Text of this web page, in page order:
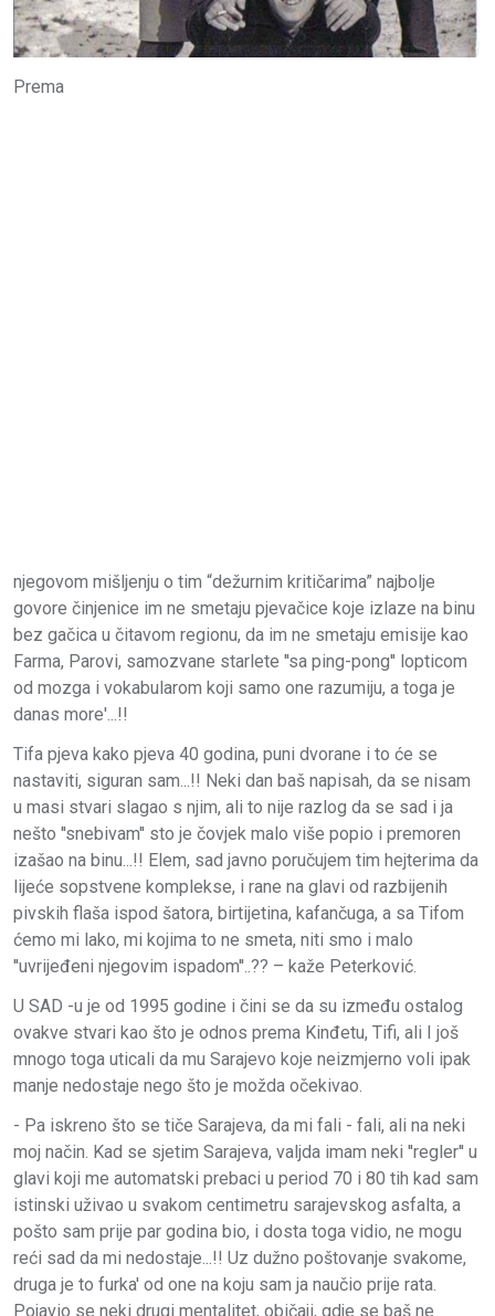
Prema
njegovom mišljenju o tim “dežurnim kritičarima” najbolje
govore činjenice im ne smetaju pjevačice koje izlaze na binu
bez gačica u čitavom regionu, da im ne smetaju emisije kao
Farma, Parovi, samozvane starlete ''sa ping-pong'' lopticom
od mozga i vokabularom koji samo one razumiju, a toga je
danas more'...!!
Tifa pjeva kako pjeva 40 godina, puni dvorane i to će se
nastaviti, siguran sam...!! Neki dan baš napisah, da se nisam
u masi stvari slagao s njim, ali to nije razlog da se sad i ja
nešto ''snebivam'' sto je čovjek malo više popio i premoren
izašao na binu...!! Elem, sad javno poručujem tim hejterima da
lijeće sopstvene komplekse, i rane na glavi od razbijenih
pivskih flaša ispod šatora, birtijetina, kafančuga, a sa Tifom
ćemo mi lako, mi kojima to ne smeta, niti smo i malo
''uvrijeđeni njegovim ispadom''..?? – kaže Peterković.
U SAD -u je od 1995 godine i čini se da su između ostalog
ovakve stvari kao što je odnos prema Kinđetu, Tifi, ali I još
mnogo toga uticali da mu Sarajevo koje neizmjerno voli ipak
manje nedostaje nego što je možda očekivao.
- Pa iskreno što se tiče Sarajeva, da mi fali - fali, ali na neki
moj način. Kad se sjetim Sarajeva, valjda imam neki ''regler'' u
glavi koji me automatski prebaci u period 70 i 80 tih kad sam
istinski uživao u svakom centimetru sarajevskog asfalta, a
pošto sam prije par godina bio, i dosta toga vidio, ne mogu
reći sad da mi nedostaje...!! Uz dužno poštovanje svakome,
druga je to furka' od one na koju sam ja naučio prije rata.
Pojavio se neki drugi mentalitet, običaji, gdje se baš ne